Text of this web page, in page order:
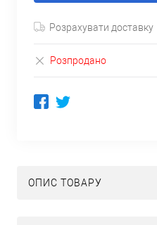
Розрахувати доставку
Розпродано
ОПИС ТОВАРУ